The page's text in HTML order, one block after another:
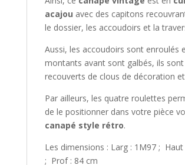
acajou avec des capitons
le dossier, les accoudoirs et la
Aussi, les accoudoirs sont enroulés
montants avant sont galbés, ils sont
recouverts de clous de décoration
Par ailleurs, les quatre roulettes
de le positionner dans votre pièce
canapé style rétro.
Les dimensions : Larg : 1M97 ; Haut
; Prof : 84 cm